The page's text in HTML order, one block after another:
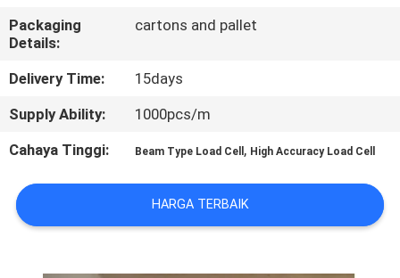
TUR
PABRIK
KONTROL
KUALITAS
BERITA
Packaging
Details:
cartons and pallet
Delivery Time:
15days
Supply Ability:
1000pcs/m
Cahaya Tinggi:
Beam Type Load Cell , High Accuracy Load Cell
HARGA TERBAIK